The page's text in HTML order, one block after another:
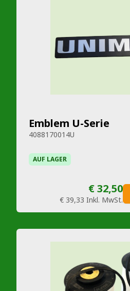
Emblem U-Serie
4088170014U
AUF LAGER
€ 32,50
€ 39,33 Inkl. MwSt.